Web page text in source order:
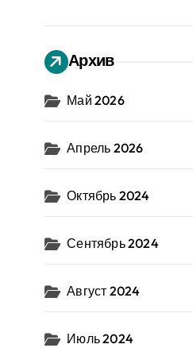
Архив
Май 2026
Апрель 2026
Октябрь 2024
Сентябрь 2024
Август 2024
Июль 2024